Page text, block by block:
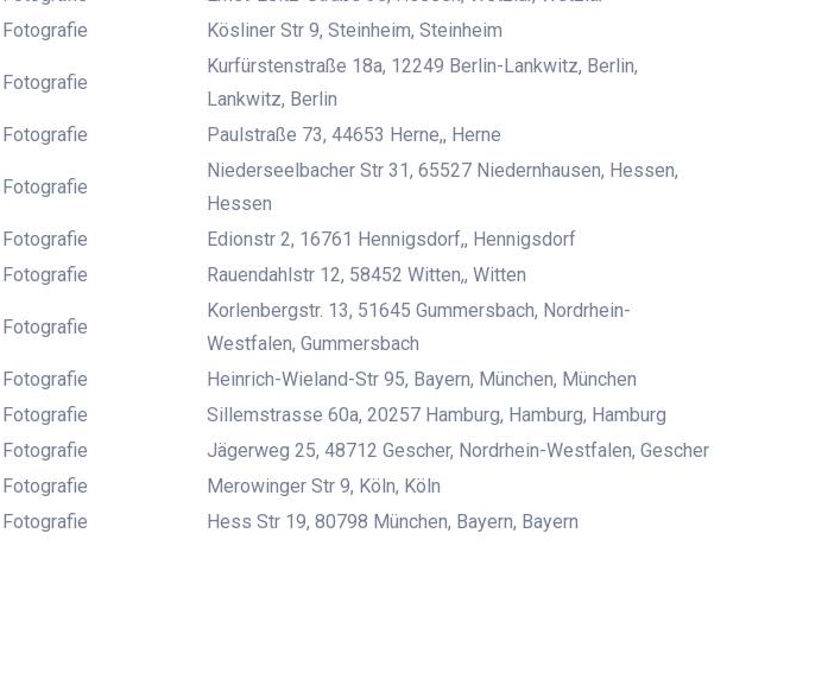
Fotografie Kösliner Str 9, Steinheim, Steinheim
Fotografie
Kurfürstenstraße 18a, 12249 Berlin-Lankwitz, Berlin,
Lankwitz, Berlin
Fotografie Paulstraße 73, 44653 Herne,, Herne
Fotografie
Niederseelbacher Str 31, 65527 Niedernhausen, Hessen,
Hessen
Fotografie
Edionstr 2, 16761 Hennigsdorf,, Hennigsdorf
Fotografie Rauendahlstr 12, 58452 Witten,, Witten
Fotografie
Korlenbergstr. 13, 51645 Gummersbach, Nordrhein-
Westfalen, Gummersbach
Fotografie
Heinrich-Wieland-Str 95, Bayern, München, München
Fotografie
Sillemstrasse 60a, 20257 Hamburg, Hamburg, Hamburg
Fotografie
Jägerweg 25, 48712 Gescher, Nordrhein-Westfalen, Gescher
Fotografie
Merowinger Str 9, Köln, Köln
Fotografie Hess Str 19, 80798 München, Bayern, Bayern